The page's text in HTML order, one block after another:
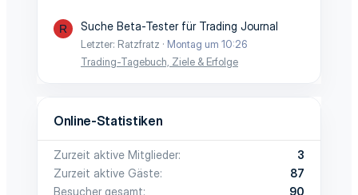
R Suche Beta-Tester für Trading Journal
Letzter: Ratzfratz
Montag um 10:26
Trading-Tagebuch, Ziele & Erfolge
Online-Statistiken
Zurzeit aktive Mitglieder
3
Zurzeit aktive Gäste
87
Besucher gesamt
90